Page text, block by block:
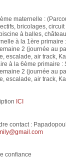
maternelle :
bricolages,
à balles,
à la 1ère primaire
2 (journée au
escalade, air track,
à la 6ème primaire :
2 (journée au
escalade, air track,
ICI
contact :
confiance